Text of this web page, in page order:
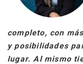
completo, con
y posibilidades
lugar. Al mismo